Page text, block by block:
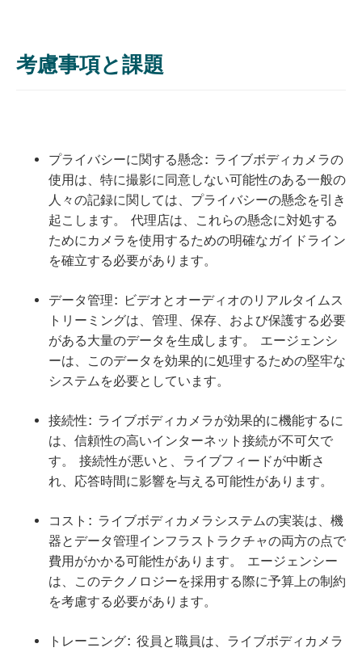
考慮事項と課題
プライバシーに関する懸念: ライブボディカメラの
使用は、特に撮影に同意しない可能性のある一般の
人々の記録に関しては、プライバシーの懸念を引き
起こします。 代理店は、これらの懸念に対処する
ためにカメラを使用するための明確なガイドライン
を確立する必要があります。
データ管理: ビデオとオーディオのリアルタイムス
トリーミングは、管理、保存、および保護する必要
がある大量のデータを生成します。 エージェンシ
ーは、このデータを効果的に処理するための堅牢な
システムを必要としています。
接続性: ライブボディカメラが効果的に機能するに
は、信頼性の高いインターネット接続が不可欠で
す。 接続性が悪いと、ライブフィードが中断さ
れ、応答時間に影響を与える可能性があります。
コスト: ライブボディカメラシステムの実装は、機
器とデータ管理インフラストラクチャの両方の点で
費用がかかる可能性があります。 エージェンシー
は、このテクノロジーを採用する際に予算上の制約
を考慮する必要があります。
トレーニング: 役員と職員は、ライブボディカメラ